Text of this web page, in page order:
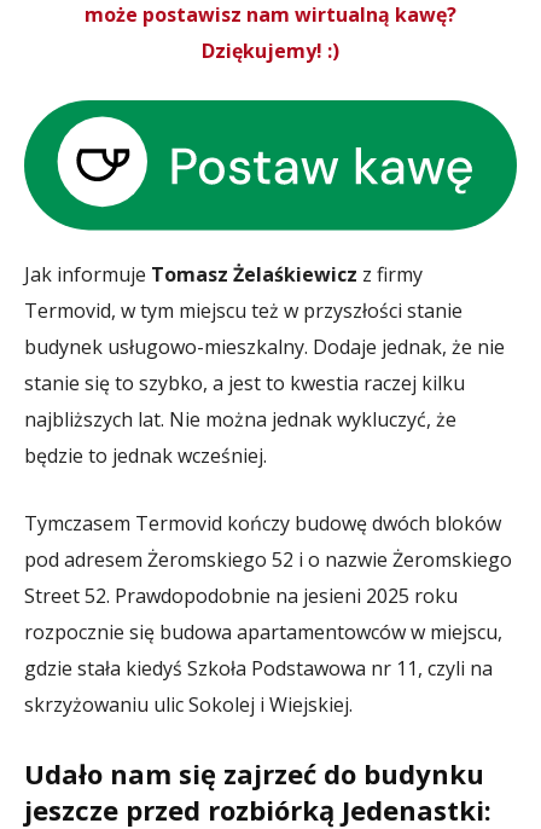
może postawisz nam wirtualną kawę?
Dziękujemy! :)
Jak informuje Tomasz Żelaśkiewicz z firmy
Termovid, w tym miejscu też w przyszłości stanie
budynek usługowo-mieszkalny. Dodaje jednak, że nie
stanie się to szybko, a jest to kwestia raczej kilku
najbliższych lat. Nie można jednak wykluczyć, że
będzie to jednak wcześniej.
Tymczasem Termovid kończy budowę dwóch bloków
pod adresem Żeromskiego 52 i o nazwie Żeromskiego
Street 52. Prawdopodobnie na jesieni 2025 roku
rozpocznie się budowa apartamentowców w miejscu,
gdzie stała kiedyś Szkoła Podstawowa nr 11, czyli na
skrzyżowaniu ulic Sokolej i Wiejskiej.
Udało nam się zajrzeć do budynku
jeszcze przed rozbiórką Jedenastki: